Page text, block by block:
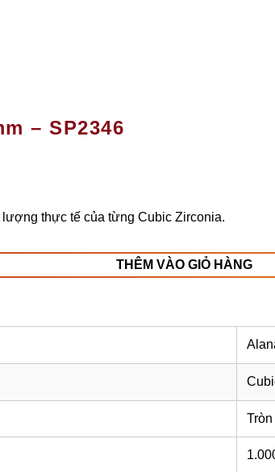
– SP2346
thực tế của từng Cubic Zirconia.
THÊM VÀO GIỎ HÀNG
Tròn